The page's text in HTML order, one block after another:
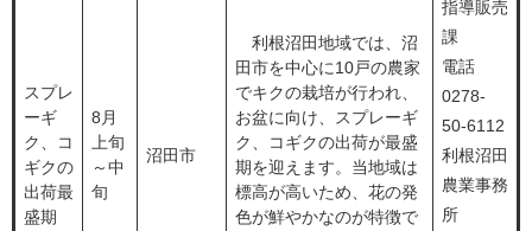
スプレ
ーギ
ク、コ
ギクの
出荷最
盛期
8月
上旬
～中
旬
沼田市
利根沼田地域では、沼
田市を中心に10戸の農家
でキクの栽培が行われ、
お盆に向け、スプレーギ
ク、コギクの出荷が最盛
期を迎えます。当地域は
標高が高いため、花の発
色が鮮やかなのが特徴で
指導販売
課
電話
0278-
50-6112
利根沼田
農業事務
所